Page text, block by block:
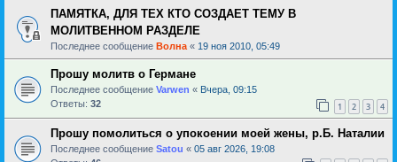
ПАМЯТКА, ДЛЯ ТЕХ КТО СОЗДАЕТ ТЕМУ В
МОЛИТВЕННОМ РАЗДЕЛЕ
Последнее сообщение Волна « 19 ноя 2010, 05:49
Прошу молитв о Германе
Последнее сообщение Varwen « Вчера, 09:15
Ответы: 32 1 2 3 4
Прошу помолиться о упокоении моей жены, р.Б. Наталии
Последнее сообщение Satou « 05 авг 2026, 19:08